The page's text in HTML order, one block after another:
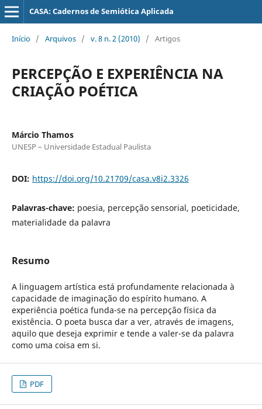
CASA: Cadernos de Semiótica Aplicada
Início / Arquivos / v. 8 n. 2 (2010) / Artigos
PERCEPÇÃO E EXPERIÊNCIA NA
CRIAÇÃO POÉTICA
Márcio Thamos
UNESP – Universidade Estadual Paulista
DOI: https://doi.org/10.21709/casa.v8i2.3326
Palavras-chave: poesia, percepção sensorial, poeticidade,
materialidade da palavra
Resumo
A linguagem artística está profundamente relacionada à
capacidade de imaginação do espírito humano. A
experiência poética funda-se na percepção física da
existência. O poeta busca dar a ver, através de imagens,
aquilo que deseja exprimir e tende a valer-se da palavra
como uma coisa em si.
PDF